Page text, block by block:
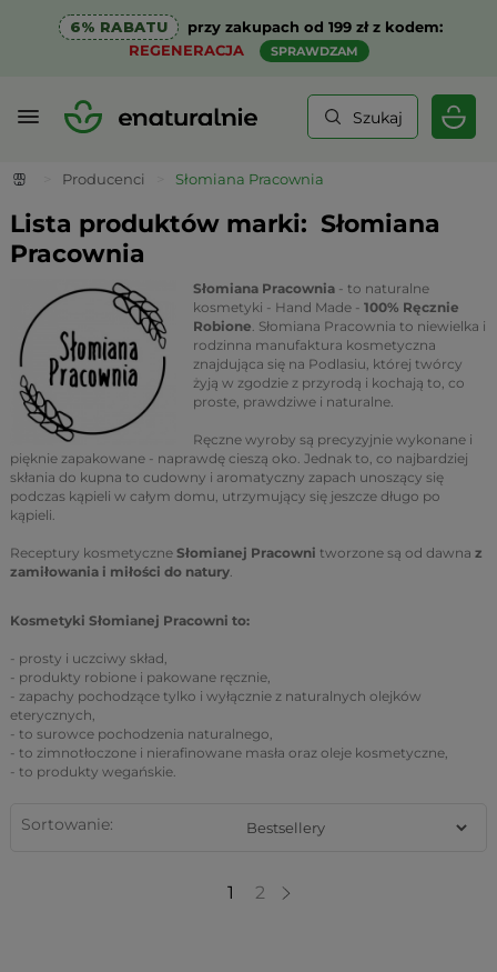
6% RABATU
przy zakupach od 199 zł z kodem:
REGENERACJA
SPRAWDZAM
Szukaj
Producenci Słomiana Pracownia
Lista produktów marki: Słomiana
Pracownia
Słomiana Pracownia - to naturalne
kosmetyki - Hand Made - 100% Ręcznie
Robione. Słomiana Pracownia to niewielka i
rodzinna manufaktura kosmetyczna
znajdująca się na Podlasiu, której twórcy
żyją w zgodzie z przyrodą i kochają to, co
proste, prawdziwe i naturalne.
Ręczne wyroby są precyzyjnie wykonane i
pięknie zapakowane - naprawdę cieszą oko. Jednak to, co najbardziej
skłania do kupna to cudowny i aromatyczny zapach unoszący się
podczas kąpieli w całym domu, utrzymujący się jeszcze długo po
kąpieli.
Receptury kosmetyczne Słomianej Pracowni tworzone są od dawna z
zamiłowania i miłości do natury.
Kosmetyki Słomianej Pracowni to:
- prosty i uczciwy skład,
- produkty robione i pakowane ręcznie,
- zapachy pochodzące tylko i wyłącznie z naturalnych olejków
eterycznych,
- to surowce pochodzenia naturalnego,
- to zimnotłoczone i nierafinowane masła oraz oleje kosmetyczne,
- to produkty wegańskie.
Sortowanie:
1 2